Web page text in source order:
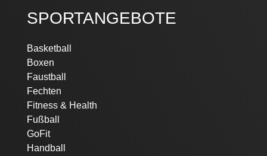
SPORTANGEBOTE
Basketball
Boxen
Faustball
Fechten
Fitness & Health
Fußball
GoFit
Handball